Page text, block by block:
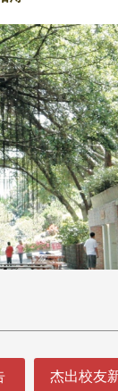
杰出校友